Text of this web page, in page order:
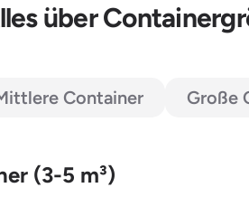
über
Container Große
(3-5 m³)